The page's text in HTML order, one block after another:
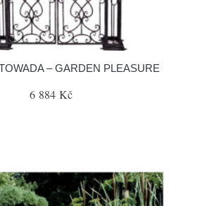
– GARDEN PLEASURE
6 884 Kč